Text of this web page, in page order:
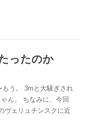
ったのか
もう。 3mと大騒ぎされ
ん。 ちなみに、今回
ヴェリュチンスクに近